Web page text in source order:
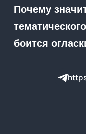
Почему
боится